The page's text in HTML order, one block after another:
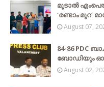
മൂടാൽ
‘രണ്ടാം മുറ’
August 07,
84-86 PDC
ബോഡിയും
August 02,